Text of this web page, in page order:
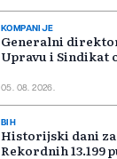
KOMPANIJE
Generalni
Upravu i Sindikat
05. 08. 2026.
BIH
Historijski dani
Rekordnih 13.199